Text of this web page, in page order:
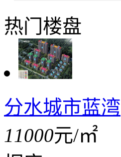
热门楼盘
分水城市蓝湾
11000元/㎡